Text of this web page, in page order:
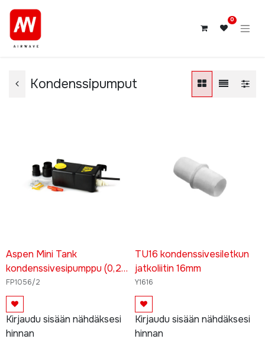
0
Kondenssipumput
Aspen Mini Tank
kondenssivesipumppu (0,24
l säiliö, virtaus enintään
35l/h, nostokorkeus
enintään 15m)
FP1056/2
Kirjaudu sisään nähdäksesi
hinnan
TU16 kondenssivesiletkun
jatkoliitin 16mm
Y1616
Kirjaudu sisään nähdäksesi
hinnan